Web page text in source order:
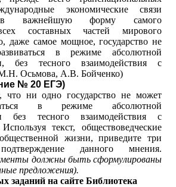
экономические связи
в важнейшую форму самого
составных частей мирового
даже самое мощное, государство не
в режиме абсолютной
без тесного взаимодействия с
Осьмова, А.В. Бойченко)
№ 20 ЕГЭ)
что ни одно государство не может
в режиме абсолютной
без тесного взаимодействия с
текст, обществоведческие
жизни, приведите три
данного мнения.
должны быть сформулированы
предложения).
заданий на сайте Библиотека